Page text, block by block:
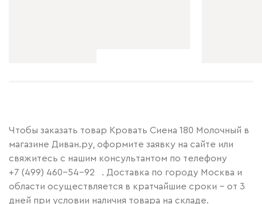
Чтобы заказать товар Кровать Сиена 180 Молочный в
магазине Диван.ру, оформите заявку на сайте или
свяжитесь с нашим консультантом по телефону
+7 (499) 460-54-92
. Доставка по городу Москва и
области осуществляется в кратчайшие сроки – от 3
дней при условии наличия товара на складе.